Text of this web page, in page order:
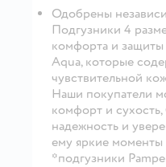
Одобрены
Подгузники 4
комфорта и
Aqua, которые
чувствительной
Наши покупатели
комфорт и сухость,
надежность и
ему яркие
*подгузники